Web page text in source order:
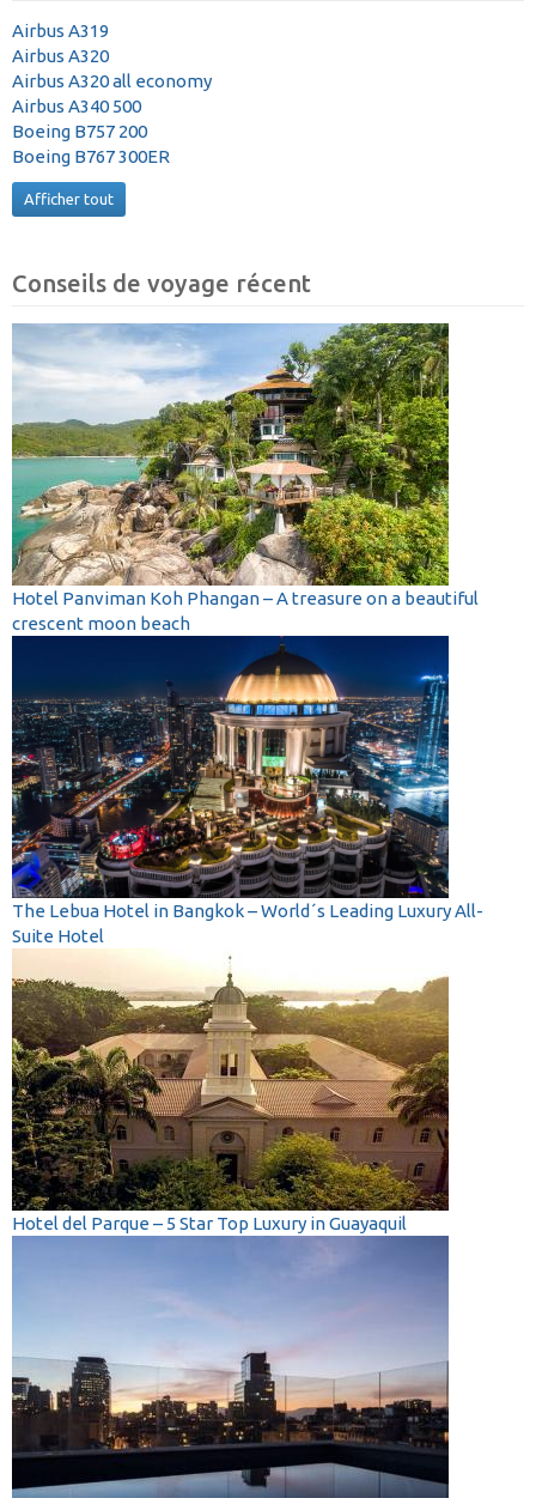
Airbus A319
Airbus A320
Airbus A320 all economy
Airbus A340 500
Boeing B757 200
Boeing B767 300ER
Afficher tout
Conseils de voyage récent
Hotel Panviman Koh Phangan – A treasure on a beautiful
crescent moon beach
The Lebua Hotel in Bangkok – World´s Leading Luxury All-
Suite Hotel
Hotel del Parque – 5 Star Top Luxury in Guayaquil